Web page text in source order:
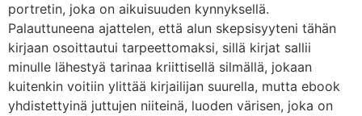
portretin, joka on aikuisuuden kynnyksellä.
Palauttuneena ajattelen, että alun skepsisyyteni tähän
kirjaan osoittautui tarpeettomaksi, sillä kirjat sallii
minulle lähestyä tarinaa kriittisellä silmällä, jokaan
kuitenkin voitiin ylittää kirjailijan suurella, mutta ebook
yhdistettyinä juttujen niiteinä, luoden värisen, joka on